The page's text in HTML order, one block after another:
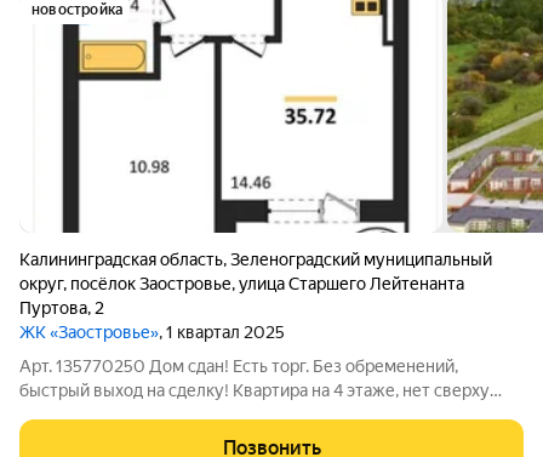
новостройка
Калининградская область,Зеленоградский муниципальный
округ, посёлок Заостровье,улица Старшего Лейтенанта
Пуртова, 2
ЖК «Заостровье», 1 квартал 2025
Арт. 135770250 Дом сдан! Есть торг. Без обременений,
быстрый выход на сделку! Квартира на 4 этаже, нет сверху
микрорайон комфорт-класса, расположенный всего в 15
Позвонить